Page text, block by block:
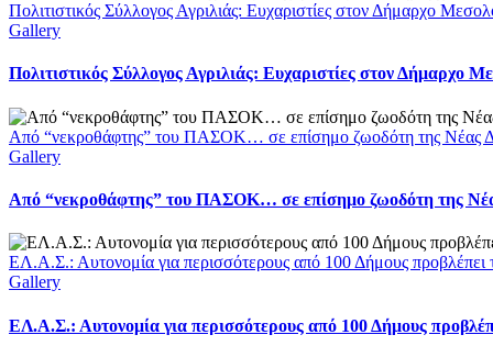
Πολιτιστικός Σύλλογος Αγριλιάς: Ευχαριστίες στον Δήμαρχο
Gallery
Πολιτιστικός Σύλλογος Αγριλιάς: Ευχαριστίες στον Δήμαρχο
Από “νεκροθάφτης” του ΠΑΣΟΚ… σε επίσημο ζωοδότη της Νέας
Gallery
Από “νεκροθάφτης” του ΠΑΣΟΚ… σε επίσημο ζωοδότη της
ΕΛ.Α.Σ.: Αυτονομία για περισσότερους από 100 Δήμους
Gallery
ΕΛ.Α.Σ.: Αυτονομία για περισσότερους από 100 Δήμους